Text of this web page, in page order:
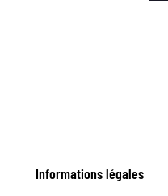
Informations légales